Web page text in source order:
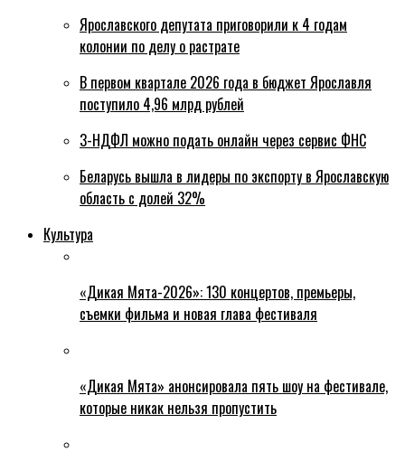
Ярославского депутата приговорили к 4 годам
колонии по делу о растрате
В первом квартале 2026 года в бюджет Ярославля
поступило 4,96 млрд рублей
3-НДФЛ можно подать онлайн через сервис ФНС
Беларусь вышла в лидеры по экспорту в Ярославскую
область с долей 32%
Культура
«Дикая Мята-2026»: 130 концертов, премьеры,
съемки фильма и новая глава фестиваля
«Дикая Мята» анонсировала пять шоу на фестивале,
которые никак нельзя пропустить